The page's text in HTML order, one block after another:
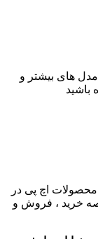
های بیشتر و
باشید
اچ پی در
خرید ، فروش و